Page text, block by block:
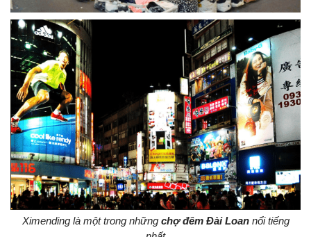
Ximending là một trong những chợ đêm Đài Loannổi tiếng